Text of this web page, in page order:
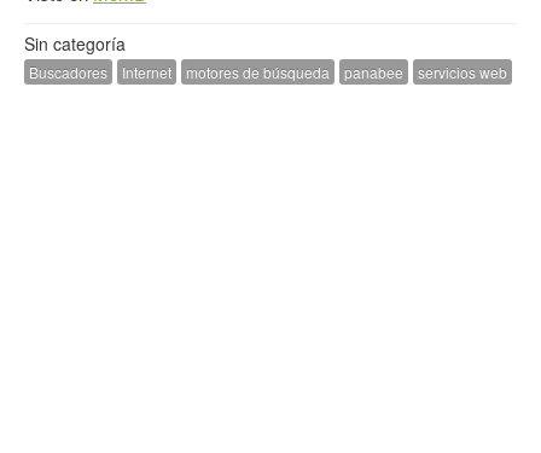
Sin categoría
Buscadores Internet motores de búsqueda panabee servicios web